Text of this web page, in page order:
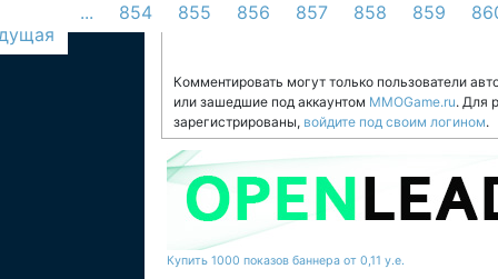
... 854 855 856 857 858 859
Комментировать могут только пользователи
или зашедшие под аккаунтом MMOGame.ru. Для
зарегистрированы, войдите под своим логином.
Купить 1000 показов баннера от 0,11 у.е.